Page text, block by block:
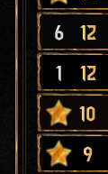
6 12
1 12
10
9